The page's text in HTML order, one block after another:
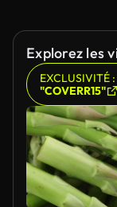
Explorez les
EXCLUSIVITÉ
"COVERR15"